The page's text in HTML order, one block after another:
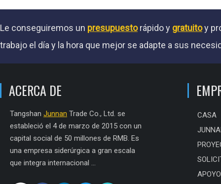
Le conseguiremos un presupuestorápido y gratuitoy
trabajo el día y la hora que mejor se adapte a sus
ACERCA DE
Tangshan Junnan Trade Co., Ltd. se
estableció el 4 de marzo de 2015 con un
capital social de 50 millones de RMB. Es
una empresa siderúrgica a gran escala
que integra internacional ...
CASA
APOYO